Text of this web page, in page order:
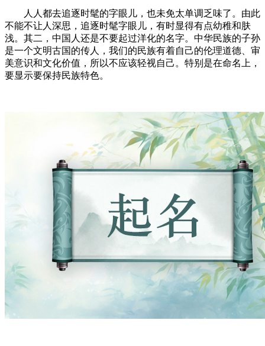
人人都去追逐时髦的字眼儿，也未免太单调乏味了。由此
不能不让人深思，追逐时髦字眼儿，有时显得有点幼稚和肤
浅。其二，中国人还是不要起过洋化的名字。中华民族的子孙
是一个文明古国的传人，我们的民族有着自己的伦理道德、审
美意识和文化价值，所以不应该轻视自己。特别是在命名上，
要显示要保持民族特色。